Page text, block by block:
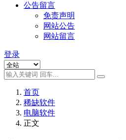
公告留言
免责声明
网站公告
网站留言
登录
首页
稀缺软件
电脑软件
正文